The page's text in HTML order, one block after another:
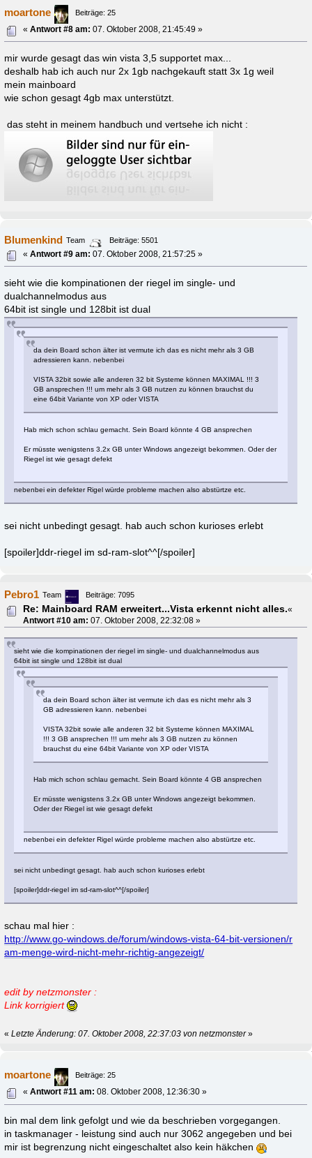
moartone
Beiträge: 25
«Antwort #8 am: 07. Oktober 2008, 21:45:49 »
mir wurde gesagt das win vista 3,5 supportet max...
deshalb hab ich auch nur 2x 1gb nachgekauft statt 3x 1g weil
mein mainboard
wie schon gesagt 4gb max unterstützt.
das steht in meinem handbuch und vertsehe ich nicht :
Blumenkind Team
Beiträge: 5501
«Antwort #9 am: 07. Oktober 2008, 21:57:25 »
sieht wie die kompinationen der riegel im single- und
dualchannelmodus aus
64bit ist single und 128bit ist dual
da dein Board schon älter ist vermute ich das es nicht mehr als 3 GB
adressieren kann. nebenbei
VISTA 32bit sowie alle anderen 32 bit Systeme können MAXIMAL !!! 3
GB ansprechen !!! um mehr als 3 GB nutzen zu können brauchst du
eine 64bit Variante von XP oder VISTA
Hab mich schon schlau gemacht. Sein Board könnte 4 GB ansprechen
Er müsste wenigstens 3.2x GB unter Windows angezeigt bekommen. Oder der
Riegel ist wie gesagt defekt
nebenbei ein defekter Rigel würde probleme machen also abstürtze etc.
sei nicht unbedingt gesagt. hab auch schon kurioses erlebt
[spoiler]ddr-riegel im sd-ram-slot^^[/spoiler]
Pebro1 Team Beiträge: 7095
Re: Mainboard RAM erweitert...Vista erkennt nicht alles.«
Antwort #10 am: 07. Oktober 2008, 22:32:08 »
sieht wie die kompinationen der riegel im single- und dualchannelmodus aus
64bit ist single und 128bit ist dual
da dein Board schon älter ist vermute ich das es nicht mehr als 3
GB adressieren kann. nebenbei
VISTA 32bit sowie alle anderen 32 bit Systeme können MAXIMAL
!!! 3 GB ansprechen !!! um mehr als 3 GB nutzen zu können
brauchst du eine 64bit Variante von XP oder VISTA
Hab mich schon schlau gemacht. Sein Board könnte 4 GB ansprechen
Er müsste wenigstens 3.2x GB unter Windows angezeigt bekommen.
Oder der Riegel ist wie gesagt defekt
nebenbei ein defekter Rigel würde probleme machen also abstürtze etc.
sei nicht unbedingt gesagt. hab auch schon kurioses erlebt
[spoiler]ddr-riegel im sd-ram-slot^^[/spoiler]
schau mal hier :
http://www.go-windows.de/forum/windows-vista-64-bit-versionen/r
am-menge-wird-nicht-mehr-richtig-angezeigt/
edit by netzmonster :
Link korrigiert
«Letzte Änderung: 07. Oktober 2008, 22:37:03 von netzmonster»
moartone
Beiträge: 25
«Antwort #11 am: 08. Oktober 2008, 12:36:30 »
bin mal dem link gefolgt und wie da beschrieben vorgegangen.
in taskmanager - leistung sind auch nur 3062 angegeben und bei
mir ist begrenzung nicht eingeschaltet also kein häkchen